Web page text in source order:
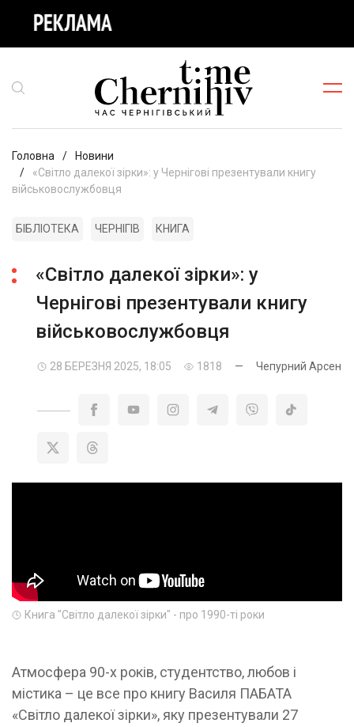
Головна
Новини
«Світло далекої зірки»: у Чернігові презентували книгу
військовослужбовця
БІБЛІОТЕКА ЧЕРНІГІВ КНИГА
«Світло далекої зірки»: у
Чернігові презентували книгу
військовослужбовця
28 БЕРЕЗНЯ 2025, 18:05 1818 — Чепурний Арсен
Книга "Світло далекої зірки" - про 1990-ті роки
Атмосфера 90-х років, студентство, любов і
містика – це все про книгу Василя ПАБАТА
«Світло далекої зірки», яку презентували 27